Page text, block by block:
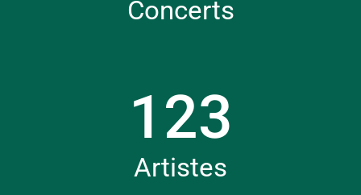
Concerts
124
Artistes